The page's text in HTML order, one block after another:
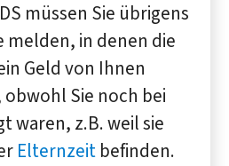
müssen Sie übrigens
melden, in denen die
Geld von Ihnen
Sie noch bei
waren, z.B. weil sie
Elternzeit befinden.